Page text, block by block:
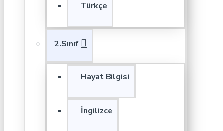
Türkçe
2.Sınıf
Hayat Bilgisi
İngilizce